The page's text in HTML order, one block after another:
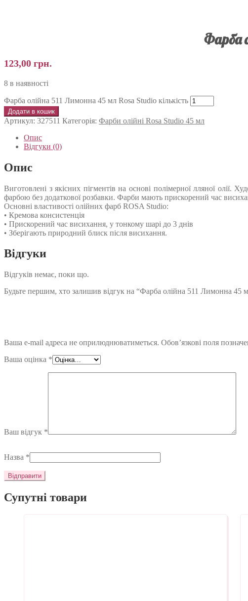
Фарба
123,00 грн.
8 в наявності
Фарба олійна 511 Лимонна 45 мл Rosa Studio кількість
Додати в кошик
Артикул: 327511 Категорія: Фарби олійні Rosa Studio 45 мл
Опис
Відгуки (0)
Опис
Виготовлені з якісних пігментів на основі полімерної лляної
фарбою без додаткової розбавки. Фарби мають прискорений час
Основні властивості олійних фарб ROSA Studio:
• Кремова консистенція
• Прискорений час висихання, у тонкому шарі до 3 днів
• Зберігають природний блиск після висихання.
Відгуки
Відгуків немає, поки що.
Будьте першим, хто залишив відгук на “Фарба олійна 511 Лимонна 45
Ваша e-mail адреса не оприлюднюватиметься. Обов’язкові поля
Ваша оцінка *
Ваш відгук *
Назва *
Супутні товари